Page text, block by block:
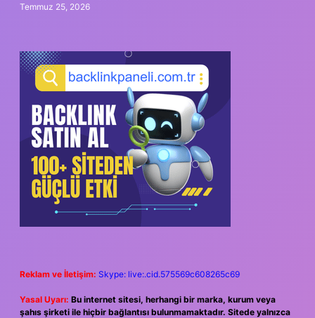
Temmuz 25, 2026
Reklam ve İletişim: Skype: live:.cid.575569c608265c69
Yasal Uyarı: Bu internet sitesi, herhangi bir marka, kurum veya
şahıs şirketi ile hiçbir bağlantısı bulunmamaktadır. Sitede yalnızca